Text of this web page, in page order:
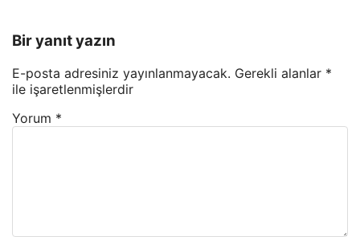
Bir yanıt yazın
E-posta adresiniz yayınlanmayacak. Gerekli alanlar *
ile işaretlenmişlerdir
Yorum *